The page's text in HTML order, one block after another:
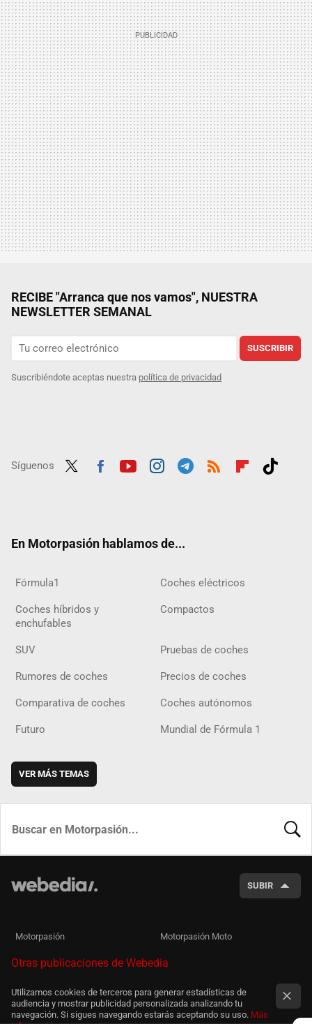
RECIBE "Arranca que nos vamos", NUESTRA
NEWSLETTER SEMANAL
SUSCRIBIR
Suscribiéndote aceptas nuestra política de privacidad
Síguenos
En Motorpasión hablamos de...
Fórmula1 Coches eléctricos
Coches híbridos y
enchufables
Compactos
SUV Pruebas de coches
Rumores de coches Precios de coches
Comparativa de coches Coches autónomos
Futuro Mundial de Fórmula 1
VER MÁS TEMAS
SUBIR
Motorpasión Motorpasión Moto
Otras publicaciones de Webedia
Utilizamos cookies de terceros para generar estadísticas de
audiencia y mostrar publicidad personalizada analizando tu
navegación. Si sigues navegando estarás aceptando su uso. Más